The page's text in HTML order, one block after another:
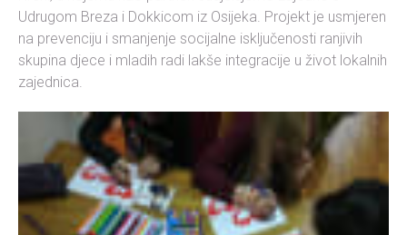
Udrugom Breza i Dokkicom iz Osijeka. Projekt je usmjeren
na prevenciju i smanjenje socijalne isključenosti ranjivih
skupina djece i mladih radi lakše integracije u život lokalnih
zajednica.